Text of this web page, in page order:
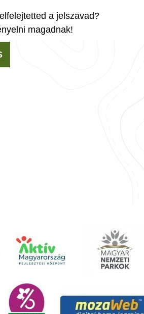
a jelszavad?
magadnak!